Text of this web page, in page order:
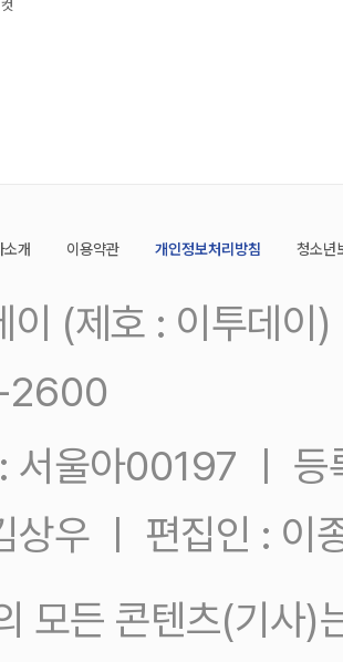
소개 이용약관 개인정보처리방침 청소년
이 (제호 : 이투데
서울아00197 ㅣ
상우 ㅣ 편집인 : 이
모든 콘텐츠(기사)